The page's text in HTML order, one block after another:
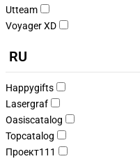
Utteam
Voyager XD
RU
Happygifts
Lasergraf
Oasiscatalog
Topcatalog
Проект111